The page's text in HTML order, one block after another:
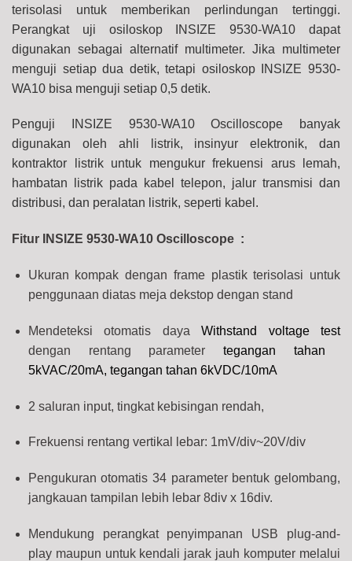
terisolasi untuk memberikan perlindungan tertinggi.
Perangkat uji osiloskop INSIZE 9530-WA10 dapat
digunakan sebagai alternatif multimeter. Jika multimeter
menguji setiap dua detik, tetapi osiloskop INSIZE 9530-
WA10 bisa menguji setiap 0,5 detik.
Penguji INSIZE 9530-WA10 Oscilloscope banyak
digunakan oleh ahli listrik, insinyur elektronik, dan
kontraktor listrik untuk mengukur frekuensi arus lemah,
hambatan listrik pada kabel telepon, jalur transmisi dan
distribusi, dan peralatan listrik, seperti kabel.
Fitur INSIZE 9530-WA10 Oscilloscope :
Ukuran kompak dengan frame plastik terisolasi untuk
penggunaan diatas meja dekstop dengan stand
Mendeteksi otomatis dayaWithstand voltage test
dengan rentang parametertegangan tahan
5kVAC/20mA, tegangan tahan 6kVDC/10mA
2 saluran input, tingkat kebisingan rendah,
Frekuensi rentang vertikal lebar: 1mV/div~20V/div
Pengukuran otomatis 34 parameter bentuk gelombang,
jangkauan tampilan lebih lebar 8div x 16div.
Mendukung perangkat penyimpanan USB plug-and-
play maupun untuk kendali jarak jauh komputer melalui